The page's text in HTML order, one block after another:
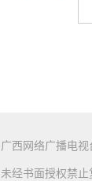
广西网络广播电视
未经书面授权禁